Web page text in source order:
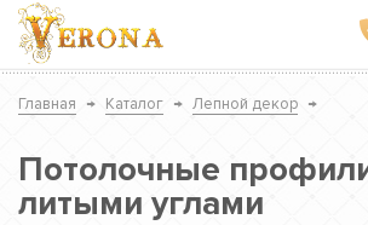
Главная → Каталог → Лепной декор →
Потолочные
литыми углами